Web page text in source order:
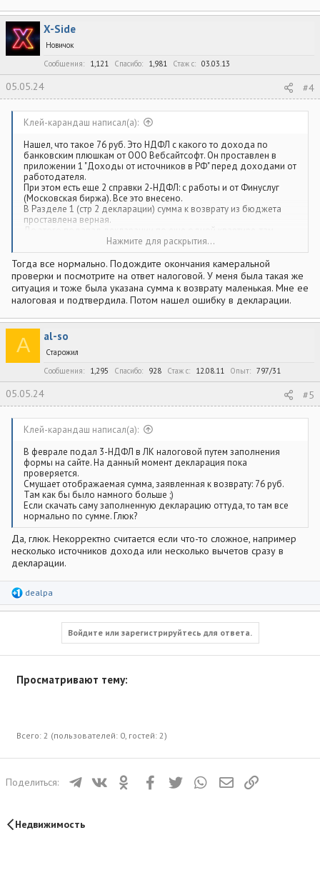
X-Side
Новичок
Сообщения
1,121 Спасибо 1,981 Стаж c 03.03.13
05.05.24 #4
Клей-карандаш написал(а):
Нашел, что такое 76 руб. Это НДФЛ с какого то дохода по
банковским плюшкам от ООО Вебсайтсофт. Он проставлен в
приложении 1 "Доходы от источников в РФ" перед доходами от
работодателя.
При этом есть еще 2 справки 2-НДФЛ: с работы и от Финуслуг
(Московская биржа). Все это внесено.
В Разделе 1 (стр 2 декларации) сумма к возврату из бюджета
проставлена верная.
До этого подавал декларации по еще одной квартире, там
сумму вычета не выбрал полную. Сейчас добираю. По этой
квартире первая декларация.
Нажмите для раскрытия...
Тогда все нормально. Подождите окончания камеральной
проверки и посмотрите на ответ налоговой. У меня была такая же
ситуация и тоже была указана сумма к возврату маленькая. Мне ее
налоговая и подтвердила. Потом нашел ошибку в декларации.
A al-so
Старожил
Сообщения
1,295 Спасибо 928 Стаж c 12.08.11 Опыт 797/31
05.05.24 #5
Клей-карандаш написал(а):
В феврале подал 3-НДФЛ в ЛК налоговой путем заполнения
формы на сайте. На данный момент декларация пока
проверяется.
Смущает отображаемая сумма, заявленная к возврату: 76 руб.
Там как бы было намного больше ;)
Если скачать саму заполненную декларацию оттуда, то там все
нормально по сумме. Глюк?
Да, глюк. Некорректно считается если что-то сложное, например
несколько источников дохода или несколько вычетов сразу в
декларации.
Р
а
dealpa
Войдите или зарегистрируйтесь для ответа.
Просматривают тему:
Всего: 2 (пользователей: 0, гостей: 2)
Поделиться: ТелеграмВКонтактеОдноклассники
FacebookTwitter WhatsAppЭлектронная почта
Недвижимость